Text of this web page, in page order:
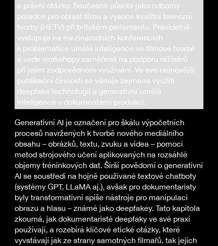
a právní otázky. Současně působí jako odborný
poradce pro oblast filmu a vysoce kvalitní televizní
tvorby (HETV) při britském parlamentu. Pravidelně
vystupuje na mezinárodních konferencích
k problematice umělé inteligence ve filmové tvorbě
a vede workshopy zaměřené na podporu režisérů
při jejím zodpovědném využívání. Ve své nejnovější
publikační činnosti se věnuje zejména využití
deepfake technologií a generativní umělé
inteligence v dokumentární produkci.
Generativní AI je označení pro škálu výpočetních
procesů navržených k tvorbě nového mediálního
obsahu – obrázků, textu, zvuku a videa – pomocí
metod strojového učení aplikovaných na rozsáhlé
objemy tréninkových dat. Širší povědomí o generativní
AI se soustředí na hojně používané textové chatboty
(systémy GPT, LLaMA aj.), avšak pro dokumentaristy
byly transformativní spíše nástroje pro manipulaci
obrazu a hlasu – známé jako deepfakey. Tato kapitola
zkoumá, jak dokumentaristé deepfaky ve své praxi
používají, a rozebírá klíčové etické otázky, které
vyvstávají jak ze strany samotných filmařů, tak jejich